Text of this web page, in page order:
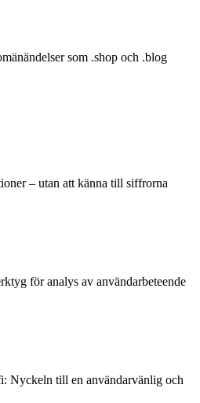
som .shop och .blog
– utan att känna till siffrorna
för analys av användarbeteende
Nyckeln till en användarvänlig och